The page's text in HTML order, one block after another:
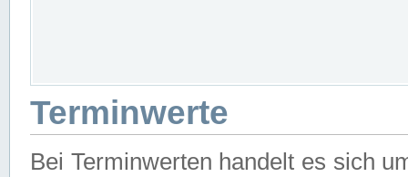
Terminwerte
Bei Terminwerten handelt es sich